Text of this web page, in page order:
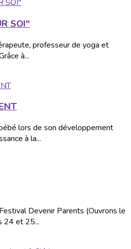
SOI"
professeur de yoga et
à...
lors de son développement
à la...
Devenir Parents (Ouvrons le
24 et 25...